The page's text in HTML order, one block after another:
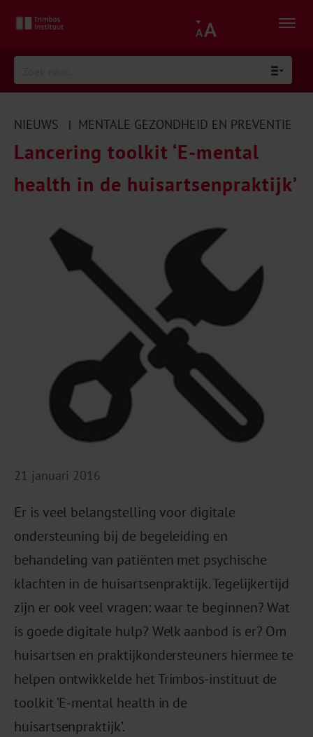
NIEUWS | MENTALE GEZONDHEID EN PREVENTIE
Lancering toolkit ‘E-mental
health in de huisartsenpraktijk’
21 januari 2016
Er is veel belangstelling voor digitale
ondersteuning bij de begeleiding en
behandeling van patiënten met psychische
klachten in de huisartsenpraktijk. Tegelijkertijd
zijn er ook veel vragen: waar te beginnen? Wat
is goede digitale hulp? Welk aanbod is er? Om
huisartsen en praktijkondersteuners hiermee te
helpen ontwikkelde het Trimbos-instituut de
toolkit ‘E-mental health in de
huisartsenpraktijk’.